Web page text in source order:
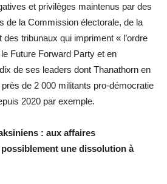
et privilèges maintenus par des
de la Commission électorale, de la
tribunaux qui impriment « l’ordre
Future Forward Party et en
de ses leaders dont Thanathorn en
de 2 000 militants pro-démocratie
2020 par exemple.
: aux affaires
une dissolution à